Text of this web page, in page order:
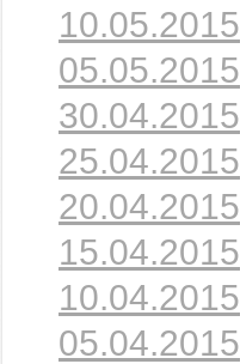
10.05.2015
05.05.2015
30.04.2015
25.04.2015
20.04.2015
15.04.2015
10.04.2015
05.04.2015